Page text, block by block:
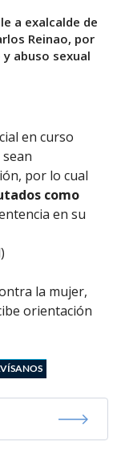
a exalcalde de
Reinao, por
abuso sexual
en curso
por lo cual
como
en su
la mujer,
orientación